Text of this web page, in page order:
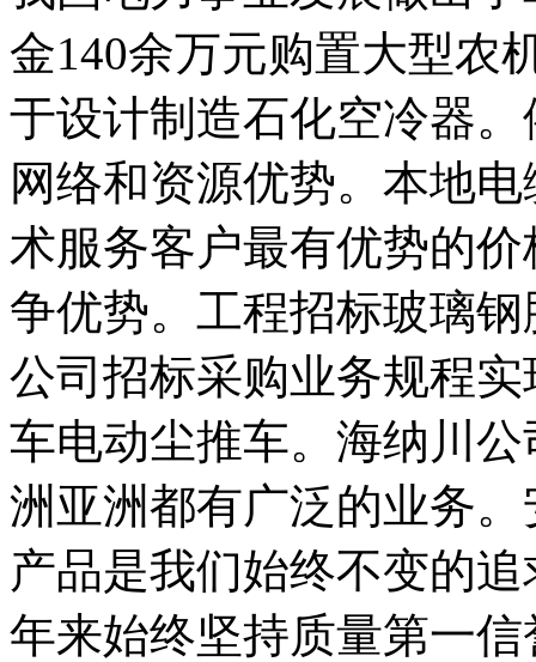
金140余万元购置大型农
于设计制造石化空冷器
网络和资源优势。本地
术服务客户最有优势的
争优势。工程招标玻璃
公司招标采购业务规程
车电动尘推车。海纳川
洲亚洲都有广泛的业务
产品是我们始终不变的
年来始终坚持质量第一